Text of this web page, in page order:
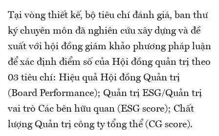
Tại vòng thiết kế, bộ tiêu chí đánh giá, ban thư
ký chuyên môn đã nghiên cứu xây dựng và đề
xuất với hội đồng giám khảo phương pháp luận
để xác định điểm số của Hội đồng quản trị theo
03 tiêu chí: Hiệu quả Hội đồng Quản trị
(Board Performance); Quản trị ESG/Quản trị
vai trò Các bên hữu quan (ESG score); Chất
lượng Quản trị công ty tổng thể (CG score).